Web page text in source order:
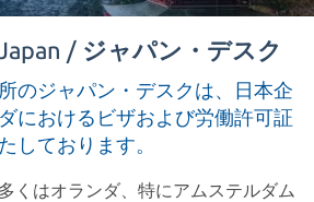
/ ジャパン・デスク
のジャパン・デスクは、日本企
におけるビザおよび労働許可証
しております。
くはオランダ、特にアムステルダム